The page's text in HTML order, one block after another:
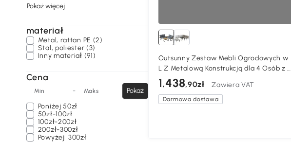
Pokaż więcej
materiał
Metal, rattan PE (2)
Stal, poliester (3)
Inny materiał (91)
Cena
Min - Maks
Pokaż
Poniżej50zł
50zł-100zł
100zł-200zł
200zł-300zł
Powyżej300zł
Outsunny Zestaw Mebli Ogrodowych w
L Z Metalową Konstrukcją dla 4 Osób z 2
Sofami i Poduszkami oraz 2 Stolikami w
Kolorze Teak
1.438,90zł Zawiera VAT
Darmowa dostawa